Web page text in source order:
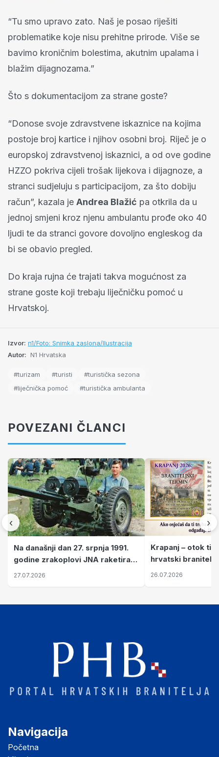
“Tu smo upravo zato. Naš je posao riješiti
problematike koje nisu prehitne prirode. Više se
bavimo kroničnim bolestima, akutnim upalama i
blažim dijagnozama.”
Što s dokumentacijom za strane goste?
“Donose svoje zdravstvene iskaznice na kojima
postoje broj kartice i njihov osobni broj. Riječ je o
europskoj zdravstvenoj iskaznici, a od ove godine
HZZO pokriva cijeli trošak lijekova i dijagnoze, a
stranci sudjeluju s participacijom, za što dobiju
račun”, kazala je Andrea Blažić pa otkrila da u
jednoj smjeni kroz njenu ambulantu prođe oko 40
ljudi te da stranci govore dovoljno engleskog da
bi se obavio pregled.
Do kraja rujna će trajati takva mogućnost za
strane goste koji trebaju liječničku pomoć u
Hrvatskoj.
Izvor: n1/Foto: Snimka zaslona/Ilustracija
Autor: N1 Hrvatska
#turizam #turisti
#turistička sezona
#liječnička pomoć
#turistička ambulanta
POVEZANI ČLANCI
‹
Na današnji dan 27. srpnja 1991.
godine zrakoplovi JNA raketirali
su vojarnu i obučni centar "Nikola
27.07.2026
Krapanj – otok
hrvatski branitelji
pronalaze mir
26.07.2026
›
Navigacija
Početna